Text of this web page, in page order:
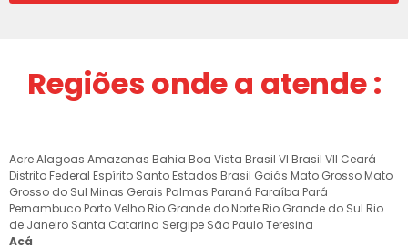
Regiões onde a atende :
AcreAlagoas Amazonas Bahia Boa Vista Brasil VI Brasil VII Ceará
Distrito Federal Espírito Santo Estados Brasil Goiás Mato Grosso Mato
Grosso do Sul Minas Gerais Palmas Paraná Paraíba Pará
Pernambuco Porto Velho Rio Grande do Norte Rio Grande do Sul Rio
de Janeiro Santa Catarina Sergipe São PauloTeresina
Acá